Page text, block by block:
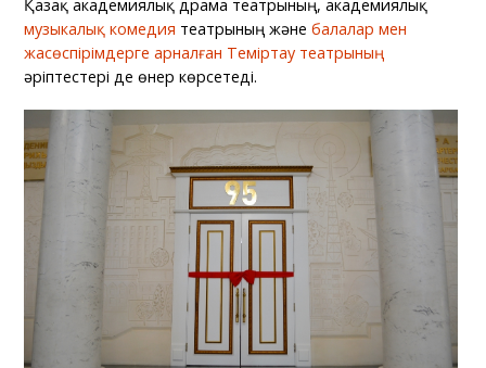
Қазақ академиялық драма театрының, академиялық
музыкалық комедия театрының жәнебалалар мен
жасөспірімдерге арналған Теміртау театрының
әріптестері де өнер көрсетеді.